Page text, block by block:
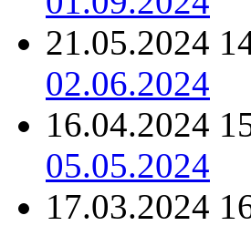
21.05.2024
02.06.2024
16.04.2024
05.05.2024
17.03.2024